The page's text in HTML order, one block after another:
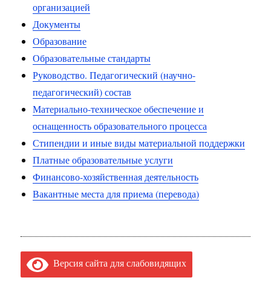
организацией
Документы
Образование
Образовательные стандарты
Руководство. Педагогический (научно-
педагогический) состав
Материально-техническое обеспечение и
оснащенность образовательного процесса
Стипендии и иные виды материальной поддержки
Платные образовательные услуги
Финансово-хозяйственная деятельность
Вакантные места для приема (перевода)
Версия сайта для слабовидящих